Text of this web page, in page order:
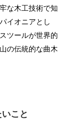
な木工技術で知
イオニアとし
ツールが世界的
の伝統的な曲木
こと